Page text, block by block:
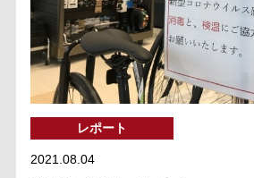
レポート
2021.08.04